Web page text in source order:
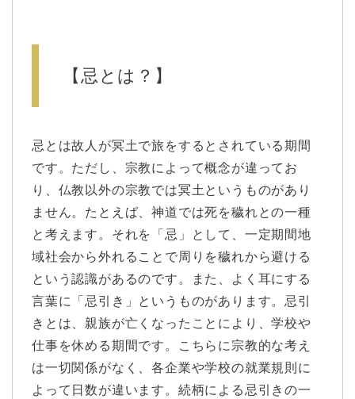
【忌とは？】
忌とは故人が冥土で旅をするとされている期間
です。ただし、宗教によって概念が違ってお
り、仏教以外の宗教では冥土というものがあり
ません。たとえば、神道では死を穢れとの一種
と考えます。それを「忌」として、一定期間地
域社会から外れることで周りを穢れから避ける
という認識があるのです。また、よく耳にする
言葉に「忌引き」というものがあります。忌引
きとは、親族が亡くなったことにより、学校や
仕事を休める期間です。こちらに宗教的な考え
は一切関係がなく、各企業や学校の就業規則に
よって日数が違います。続柄による忌引きの一